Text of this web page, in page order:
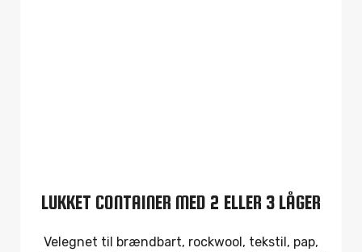
LUKKET CONTAINER MED 2 ELLER 3 LÅGER
Velegnet til brændbart, rockwool, tekstil, pap,